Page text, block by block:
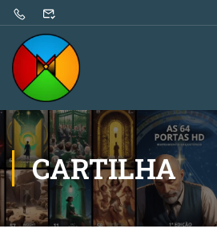
CARTILHA